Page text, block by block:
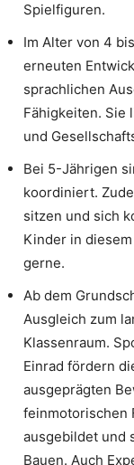
Spielfiguren.
Im Alter von 4
erneuten
sprachlichen
Fähigkeiten. Sie
und
Bei 5-Jährigen
koordiniert.
sitzen und sich
Kinder in
gerne.
Ab dem
Ausgleich zum
Klassenraum.
Einrad fördern
ausgeprägten
feinmotorischen
ausgebildet und
Bauen. Auch